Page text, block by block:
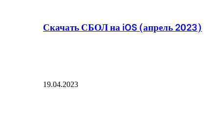
Скачать СБОЛ на iOS (апрель 2023)
19.04.2023